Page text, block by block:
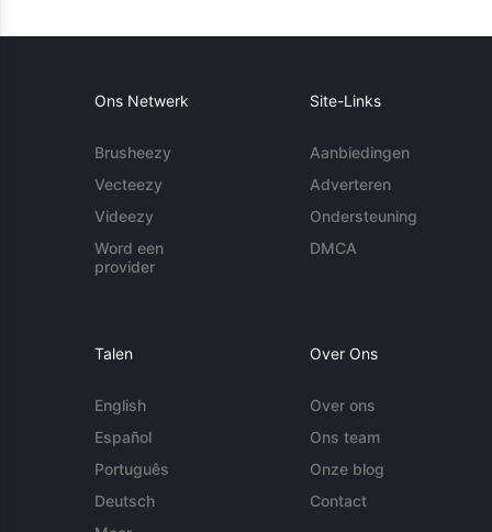
Ons Netwerk
Brusheezy
Vecteezy
Videezy
Word een
provider
Site-Links
Aanbiedingen
Adverteren
Ondersteuning
DMCA
Talen
English
Español
Português
Deutsch
Over Ons
Over ons
Ons team
Onze blog
Contact